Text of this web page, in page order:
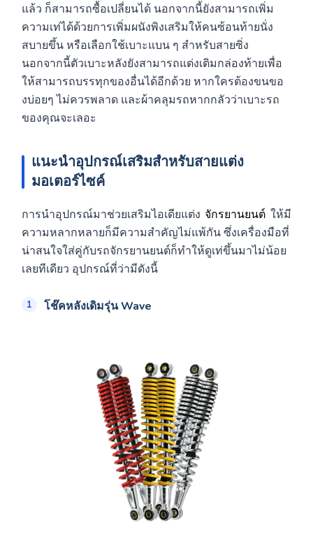
แล้ว ก็สามารถซื้อเปลี่ยนได้ นอกจากนี้ยังสามารถเพิ่ม
ความเท่ได้ด้วยการเพิ่มผนังพิงเสริมให้คนซ้อนท้ายนั่ง
สบายขึ้น หรือเลือกใช้เบาะแบน ๆ สำหรับสายซิ่ง
นอกจากนี้ตัวเบาะหลังยังสามารถแต่งเติมกล่องท้ายเพื่อ
ให้สามารถบรรทุกของอื่นได้อีกด้วย หากใครต้องขนขอ
งบ่อยๆ ไม่ควรพลาด และผ้าคลุมรถหากกลัวว่าเบาะรถ
ของคุณจะเลอะ
แนะนำอุปกรณ์เสริมสำหรับสายแต่ง
มอเตอร์ไซค์
การนำอุปกรณ์มาช่วยเสริมไอเดียแต่ง จักรยานยนต์ ให้มี
ความหลากหลายก็มีความสำคัญไม่แพ้กัน ซึ่งเครื่องมือที่
น่าสนใจใส่คู่กับรถจักรยานยนต์ก็ทำให้ดูเท่ขึ้นมาไม่น้อย
เลยทีเดียว อุปกรณ์ที่ว่ามีดังนี้
โช๊คหลังเดิมรุ่น Wave